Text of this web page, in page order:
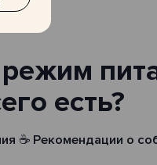
есть?
☕ Рекомендации о